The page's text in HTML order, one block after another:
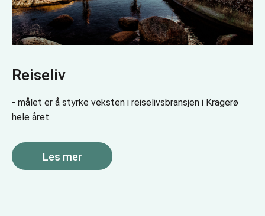
Reiseliv
- målet er å styrke veksten i reiselivsbransjen i Kragerø
hele året.
Les mer